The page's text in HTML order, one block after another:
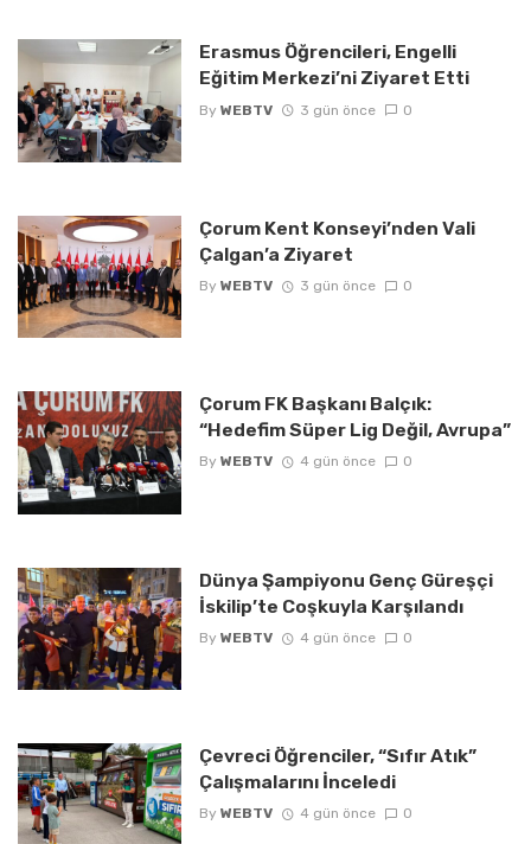
Erasmus Öğrencileri, Engelli
Eğitim Merkezi’ni Ziyaret Etti
By WEBTV 3 gün önce 0
Çorum Kent Konseyi’nden Vali
Çalgan’a Ziyaret
By WEBTV 3 gün önce 0
Çorum FK Başkanı Balçık:
“Hedefim Süper Lig Değil, Avrupa”
By WEBTV 4 gün önce 0
Dünya Şampiyonu Genç Güreşçi
İskilip’te Coşkuyla Karşılandı
By WEBTV 4 gün önce 0
Çevreci Öğrenciler, “Sıfır Atık”
Çalışmalarını İnceledi
By WEBTV 4 gün önce 0